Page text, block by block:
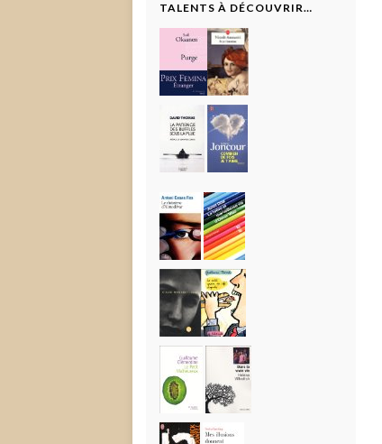
TALENTS À DÉCOUVRIR…